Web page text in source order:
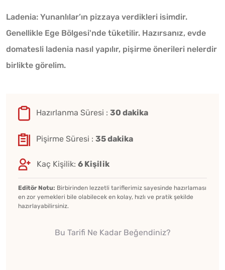
Ladenia: Yunanlılar’ın pizzaya verdikleri isimdir.
Genellikle Ege Bölgesi'nde tüketilir. Hazırsanız, evde
domatesli ladenia nasıl yapılır, pişirme önerileri nelerdir
birlikte görelim.
Hazırlanma Süresi : 30 dakika
Pişirme Süresi : 35 dakika
Kaç Kişilik: 6 Kişilik
Editör Notu: Birbirinden lezzetli tariflerimiz sayesinde hazırlaması
en zor yemekleri bile olabilecek en kolay, hızlı ve pratik şekilde
hazırlayabilirsiniz.
Bu Tarifi Ne Kadar Beğendiniz?